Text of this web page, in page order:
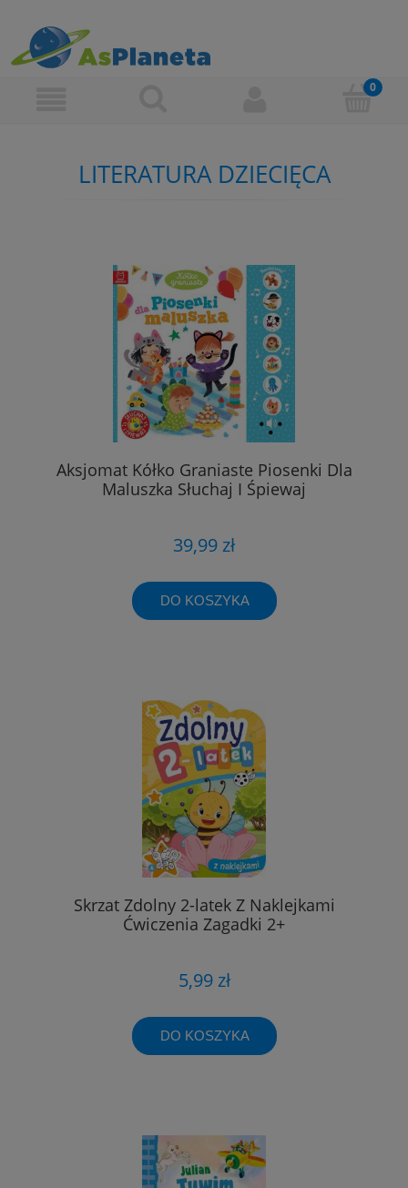
LITERATURA DZIECIĘCA
Aksjomat Kółko Graniaste Piosenki Dla
Maluszka Słuchaj I Śpiewaj
39,99 zł
DO KOSZYKA
Skrzat Zdolny 2-latek Z Naklejkami
Ćwiczenia Zagadki 2+
5,99 zł
DO KOSZYKA